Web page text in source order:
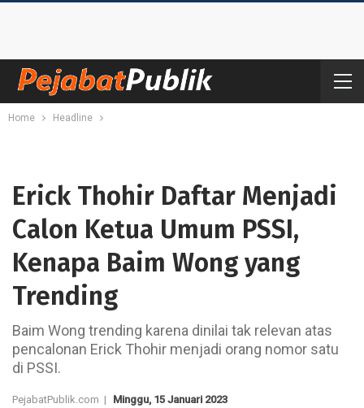
Home Headline
Erick Thohir Daftar Menjadi
Calon Ketua Umum PSSI,
Kenapa Baim Wong yang
Trending
Baim Wong trending karena dinilai tak relevan atas
pencalonan Erick Thohir menjadi orang nomor satu
di PSSI.
PejabatPublik.com | Minggu, 15 Januari 2023